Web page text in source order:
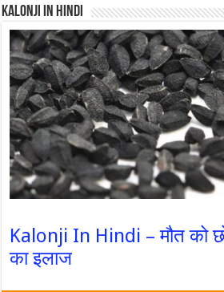
Kalonji In Hindi
Kalonji In Hindi – मौत को
का इलाज